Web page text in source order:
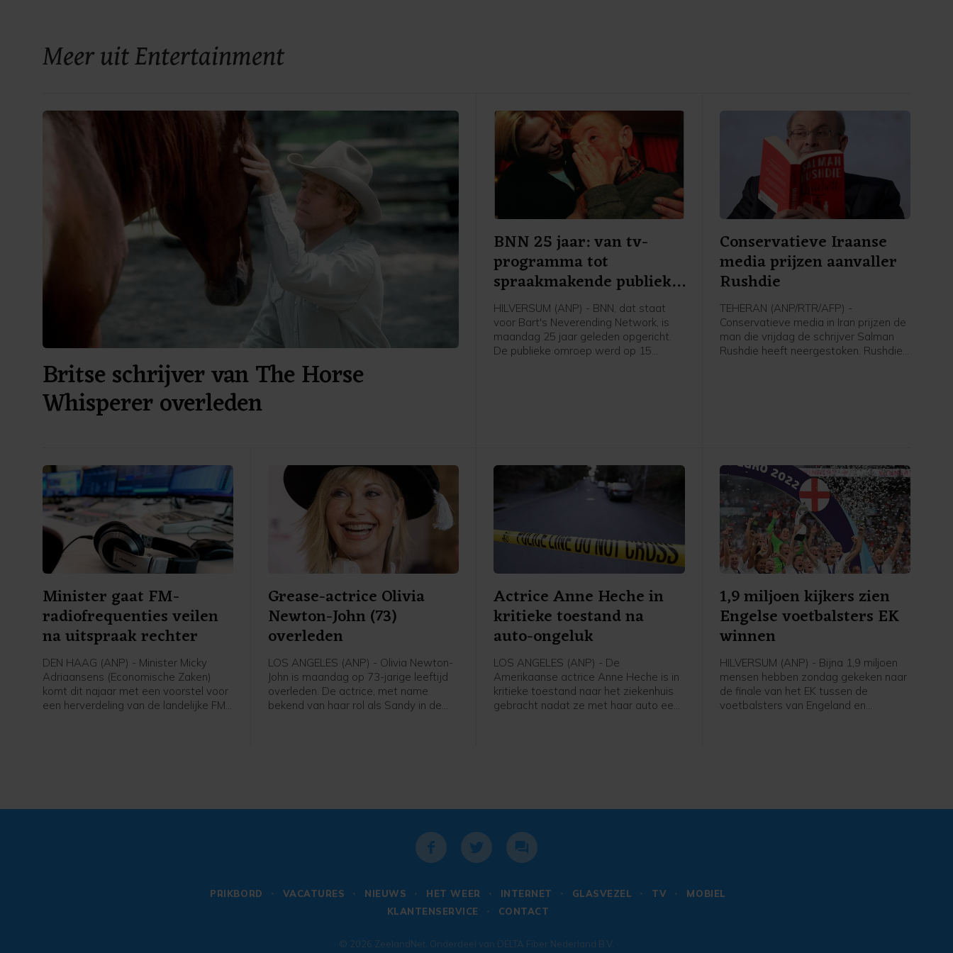
Meer uit Entertainment
Britse schrijver van The Horse
Whisperer overleden
BNN 25 jaar: van tv-
programma tot
spraakmakende publieke
omroep
HILVERSUM (ANP) - BNN, dat staat
voor Bart's Neverending Network, is
maandag 25 jaar geleden opgericht.
De publieke omroep werd op 15
Conservatieve Iraanse
media prijzen aanvaller
Rushdie
TEHERAN (ANP/RTR/AFP) -
Conservatieve media in Iran prijzen de
man die vrijdag de schrijver Salman
Rushdie heeft neergestoken. Rushdie
Minister gaat FM-
radiofrequenties veilen
na uitspraak rechter
DEN HAAG (ANP) - Minister Micky
Adriaansens (Economische Zaken)
komt dit najaar met een voorstel voor
een herverdeling van de landelijke FM-
Grease-actrice Olivia
Newton-John (73)
overleden
LOS ANGELES (ANP) - Olivia Newton-
John is maandag op 73-jarige leeftijd
overleden. De actrice, met name
bekend van haar rol als Sandy in de
Actrice Anne Heche in
kritieke toestand na
auto-ongeluk
LOS ANGELES (ANP) - De
Amerikaanse actrice Anne Heche is in
kritieke toestand naar het ziekenhuis
gebracht nadat ze met haar auto een
1,9 miljoen kijkers zien
Engelse voetbalsters EK
winnen
HILVERSUM (ANP) - Bijna 1,9 miljoen
mensen hebben zondag gekeken naar
de finale van het EK tussen de
voetbalsters van Engeland en
PRIKBORD VACATURES NIEUWS HET WEER INTERNET GLASVEZEL TV
MOBIEL
KLANTENSERVICE
CONTACT
© 2026 ZeelandNet . Onderdeel van DELTA Fiber Nederland B.V.